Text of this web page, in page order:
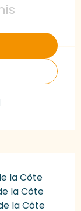
la Côte
la Côte
la Côte